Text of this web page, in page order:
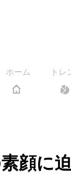
ホーム トレ
顔に